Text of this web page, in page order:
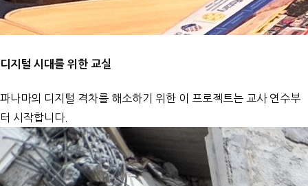
디지털 시대를 위한 교실
파나마의 디지털 격차를 해소하기 위한 이 프로젝트는 교사 연수부
터 시작합니다.